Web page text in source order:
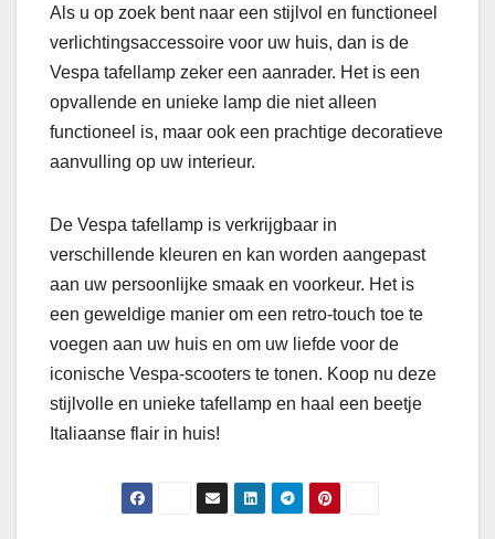
Als u op zoek bent naar een stijlvol en functioneel
verlichtingsaccessoire voor uw huis, dan is de
Vespa tafellamp zeker een aanrader. Het is een
opvallende en unieke lamp die niet alleen
functioneel is, maar ook een prachtige decoratieve
aanvulling op uw interieur.
De Vespa tafellamp is verkrijgbaar in
verschillende kleuren en kan worden aangepast
aan uw persoonlijke smaak en voorkeur. Het is
een geweldige manier om een retro-touch toe te
voegen aan uw huis en om uw liefde voor de
iconische Vespa-scooters te tonen. Koop nu deze
stijlvolle en unieke tafellamp en haal een beetje
Italiaanse flair in huis!